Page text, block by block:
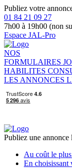
Publiez votre
01 84 21 09 27
7h00 à 19h00 (non
Espace JAL-Pro
NOS
FORMULAIRES
HABILITES
LES ANNONCES
Publiez une annonce
Au coût le
En choisissant